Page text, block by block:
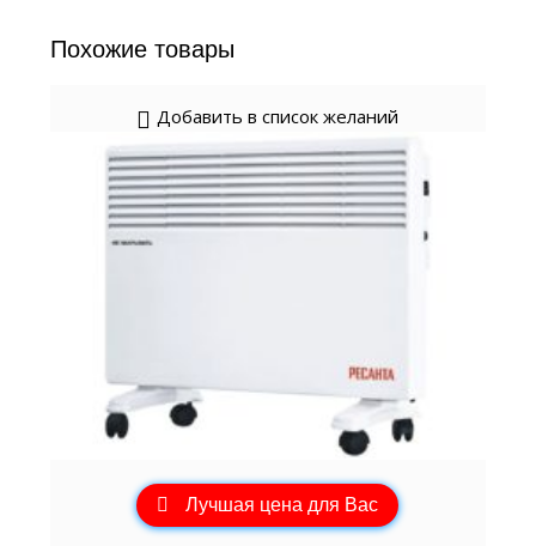
Похожие товары
Добавить в список желаний
Лучшая цена для Вас